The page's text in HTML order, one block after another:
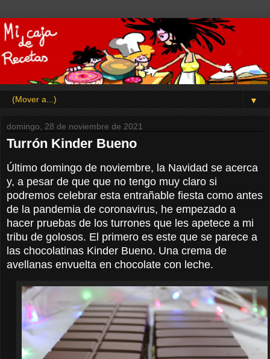
▼
domingo, 28 de noviembre de 2021
Turrón Kinder Bueno
Último domingo de noviembre, la Navidad se acerca
y, a pesar de que que no tengo muy claro si
podremos celebrar esta entrañable fiesta como antes
de la pandemia de coronavirus, he empezado a
hacer pruebas de los turrones que les apetece a mi
tribu de golosos. El primero es este que se parece a
las chocolatinas Kinder Bueno. Una crema de
avellanas envuelta en chocolate con leche.